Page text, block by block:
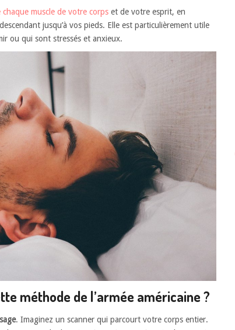
chaque muscle de votre corps et de votre esprit, en
jusqu’à vos pieds. Elle est particulièrement utile
ou qui sont stressés et anxieux.
méthode de l’armée américaine ?
. Imaginez un scanner qui parcourt votre corps entier.